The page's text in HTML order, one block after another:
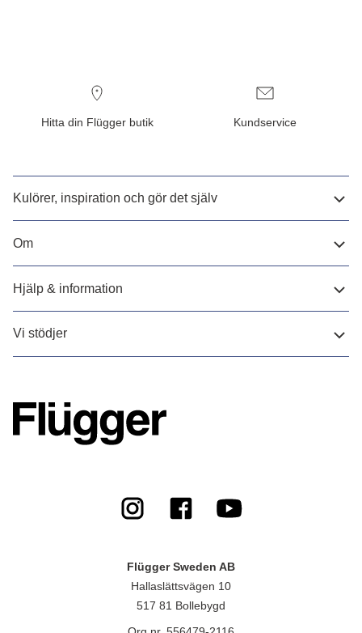
Hitta din Flügger butik Kundservice
Kulörer, inspiration och gör det själv
Om
Hjälp & information
Vi stödjer
Flügger Sweden AB
Hallaslättsvägen 10
517 81 Bollebygd